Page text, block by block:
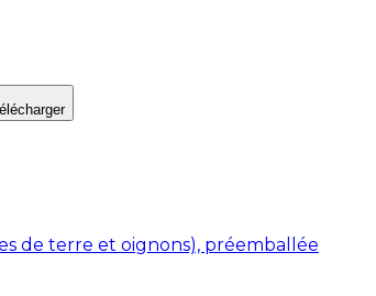
de terre et oignons), préemballée